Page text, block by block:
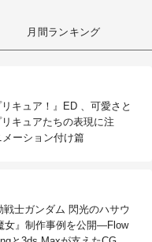
月間ランキング
キュア！』ED 、可愛さと
キュアたちの表現に注
ーション付け篇
士ガンダム 閃光のハサウ
女』制作事例を公開―Flow